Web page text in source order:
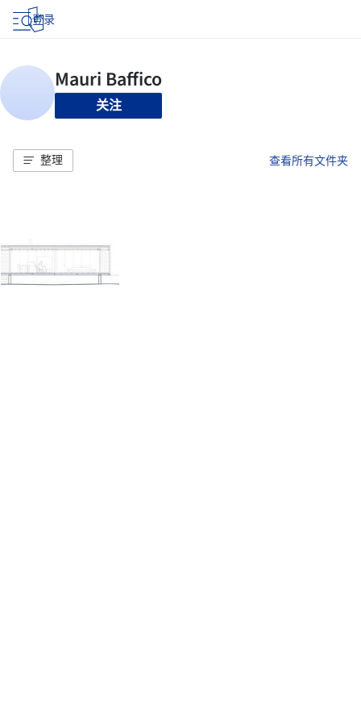
登录
关注
整理 查看所有文件夹